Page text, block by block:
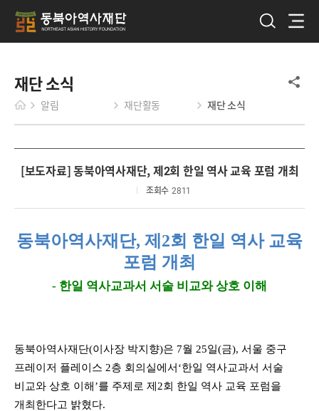
재단 소식
알림 재단활동 재단 소식
[보도자료] 동북아역사재단, 제2회 한일 역사 교육 포럼 개최
조회수 2811
동북아역사재단, 제 2회 한일 역사 교육
포럼 개최
- 한일 역사교과서 서술 비교와 상호 이해
동북아역사재단(이사장 박지향)은 7월 25일(금), 서울 중구
프레이저 플레이스 2층 회의실에서 ‘한일 역사교과서 서술
비교와 상호 이해 ’를 주제로 제 2회 한일 역사 교육 포럼을
개최한다고 밝혔다.